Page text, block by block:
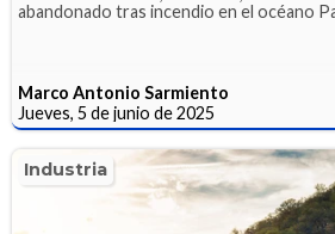
abandonado tras incendio en el océano
Marco Antonio Sarmiento
Jueves, 5 de junio de 2025
Industria